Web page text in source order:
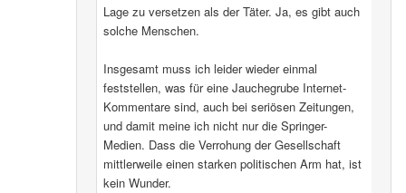
Lage zu versetzen als der Täter. Ja, es gibt auch
solche Menschen.
Insgesamt muss ich leider wieder einmal
feststellen, was für eine Jauchegrube Internet-
Kommentare sind, auch bei seriösen Zeitungen,
und damit meine ich nicht nur die Springer-
Medien. Dass die Verrohung der Gesellschaft
mittlerweile einen starken politischen Arm hat, ist
kein Wunder.